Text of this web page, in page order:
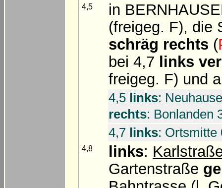
4,5
in
(freigeg. F), die
schräg rechts (
bei 4,7 links
freigeg. F) und
4,5 links:
rechts: Bonlanden
4,7 links: Ortsmitte
4,8 links:
Gartenstraße